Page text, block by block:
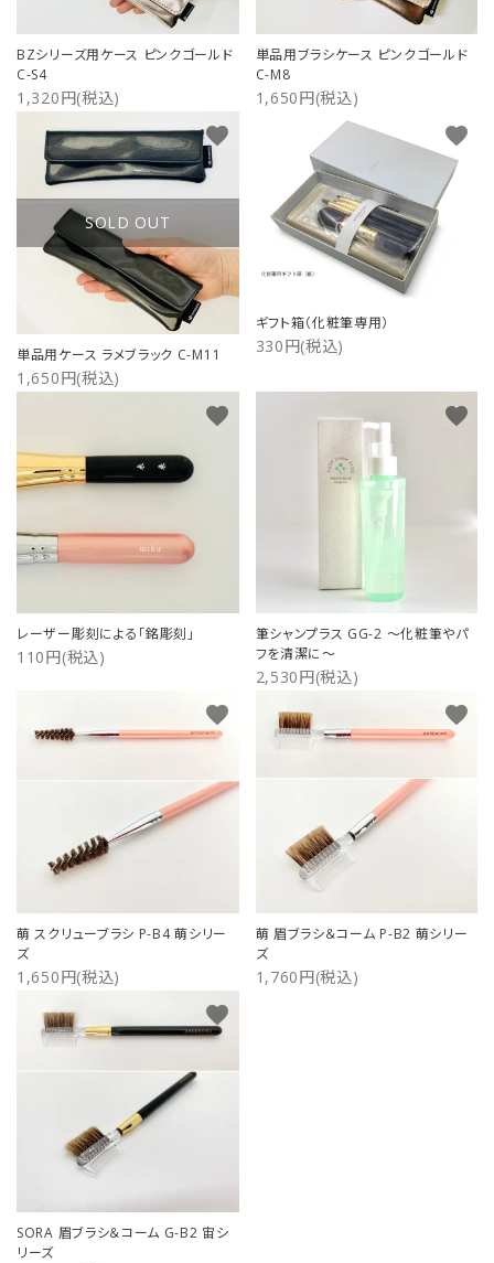
BZシリーズ用ケース ピンクゴールド
C-S4
1,320円(税込)
単品用ブラシケース ピンクゴールド
C-M8
1,650円(税込)
SOLD OUT
単品用ケース ラメブラック C-M11
1,650円(税込)
favorite
ギフト箱（化粧筆専用）
330円(税込)
favorite
レーザー彫刻による「銘彫刻」
110円(税込)
favorite
筆シャンプラス GG-2 ～化粧筆やパ
フを清潔に～
2,530円(税込)
favorite
萌 スクリューブラシ P-B4 萌シリー
ズ
1,650円(税込)
favorite
萌 眉ブラシ＆コーム P-B2 萌シリー
ズ
1,760円(税込)
favorite
SORA 眉ブラシ＆コーム G-B2 宙シ
リーズ
favorite